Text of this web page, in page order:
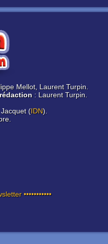
Mellot, Laurent Turpin.
: Laurent Turpin.
(IDN).
•••••••••••